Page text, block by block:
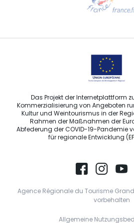
Sprechen Sie uns per
Das Projekt der Internetplattform
Kommerzialisierung von Angeboten
Kultur und Weintourismus in der
Rahmen der Maßnahmen der
Abfederung der COVID-19-Pandemie
für regionale Entwicklung
Agence Régionale du Tourisme
vorbehalten
Allgemeine